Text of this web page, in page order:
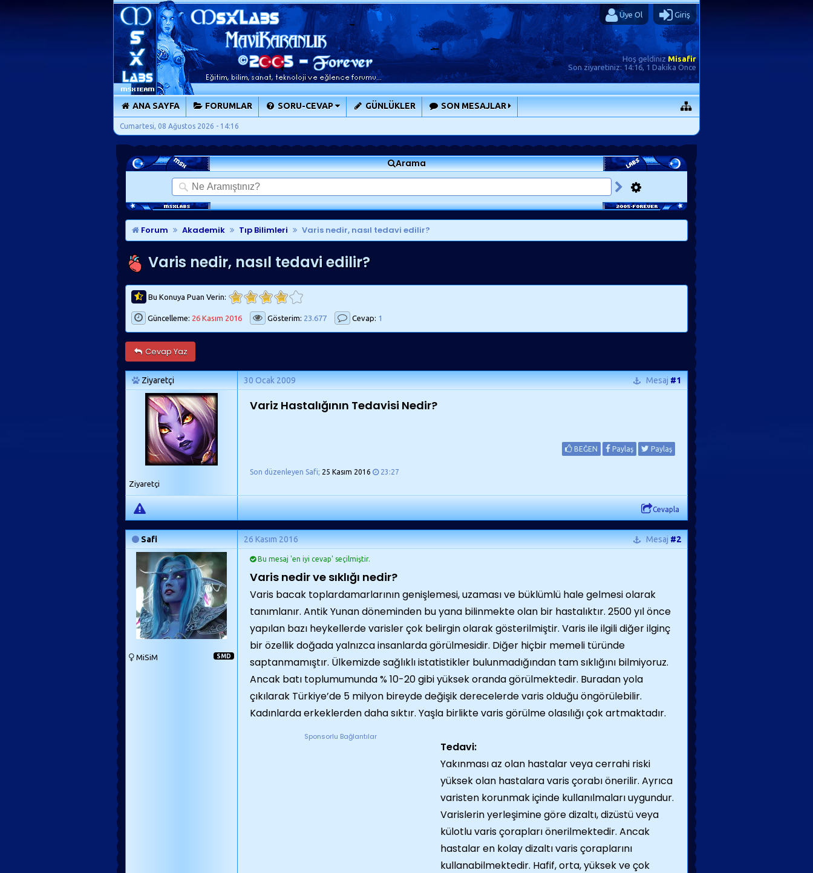
Üye Ol Giriş
Hoş geldiniz Misafir
Son ziyaretiniz:14:16, 1 Dakika Önce
ANA SAYFA FORUMLAR SORU-CEVAP GÜNLÜKLER SON MESAJLAR
Cumartesi, 08 Ağustos 2026 - 14:16
Arama
Forum Akademik Tıp Bilimleri Varis nedir, nasıl tedavi edilir?
Varis nedir, nasıl tedavi edilir?
Bu Konuya Puan Verin:
Güncelleme: 26 Kasım 2016 Gösterim: 23.677 Cevap: 1
Cevap Yaz
Ziyaretçi 30 Ocak 2009 Mesaj#1
Ziyaretçi
Variz Hastalığının Tedavisi Nedir?
BEĞEN Paylaş Paylaş
Son düzenleyen Safi; 25 Kasım 2016 23:27
Cevapla
Safi 26 Kasım 2016 Mesaj#2
SMD
MiSiM
Bu mesaj 'en iyi cevap' seçilmiştir.
Varis nedir ve sıklığı nedir?
Varis bacak toplardamarlarının genişlemesi, uzaması ve büklümlü hale gelmesi olarak
tanımlanır. Antik Yunan döneminden bu yana bilinmekte olan bir hastalıktır. 2500 yıl önce
yapılan bazı heykellerde varisler çok belirgin olarak gösterilmiştir. Varis ile ilgili diğer ilginç
bir özellik doğada yalnızca insanlarda görülmesidir. Diğer hiçbir memeli türünde
saptanmamıştır. Ülkemizde sağlıklı istatistikler bulunmadığından tam sıklığını bilmiyoruz.
Ancak batı toplumumunda % 10-20 gibi yüksek oranda görülmektedir. Buradan yola
çıkılarak Türkiye’de 5 milyon bireyde değişik derecelerde varis olduğu öngörülebilir.
Kadınlarda erkeklerden daha sıktır. Yaşla birlikte varis görülme olasılığı çok artmaktadır.
Sponsorlu Bağlantılar
Tedavi:
Yakınması az olan hastalar veya cerrahi riski
yüksek olan hastalara varis çorabı önerilir. Ayrıca
varisten korunmak içinde kullanılmaları uygundur.
Varislerin yerleşimine göre dizaltı, dizüstü veya
külotlu varis çorapları önerilmektedir. Ancak
hastalar en kolay dizaltı varis çoraplarını
kullanabilmektedir. Hafif, orta, yüksek ve çok